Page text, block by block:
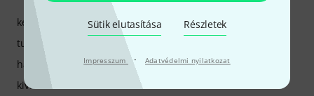
Sütik elutasítása Részletek
Impresszum · Adatvédelmi nyilatkozat
kezelés
tulajdonsagok
hangzás
kivitelezés